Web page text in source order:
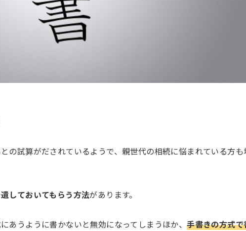
の試算がだされているようで、親世代の相続に悩まれている方も
しておいてもらう方法があります。
あうように書かないと無効になってしまうほか、手書きの方式で